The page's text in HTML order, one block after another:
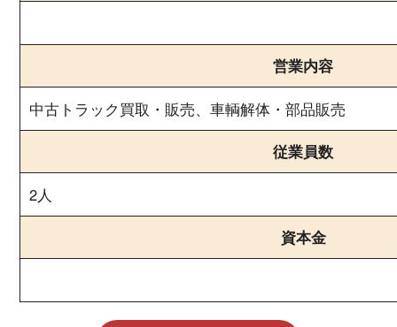
営業内容
中古トラック買取・販売、車輌解体・部品販売
従業員数
2人
資本金